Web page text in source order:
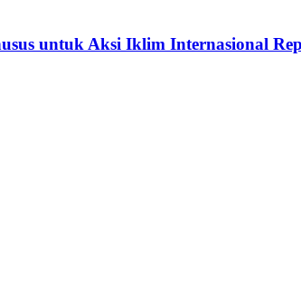
untuk Aksi Iklim Internasional